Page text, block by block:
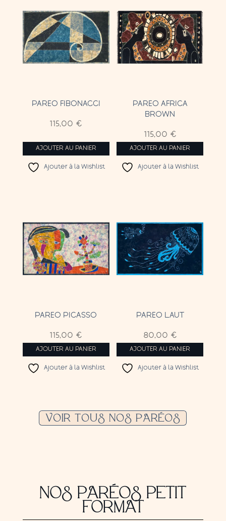
PAREO FIBONACCI
115,00 €
AJOUTER AU PANIER
Ajouter à la Wishlist
PAREO AFRICA
BROWN
115,00 €
AJOUTER AU PANIER
Ajouter à la Wishlist
PAREO PICASSO
115,00 €
AJOUTER AU PANIER
Ajouter à la Wishlist
PAREO LAUT
80,00 €
AJOUTER AU PANIER
Ajouter à la Wishlist
VOIR TOUS NOS PARÉOS
NOS PARÉOS PETIT
FORMAT